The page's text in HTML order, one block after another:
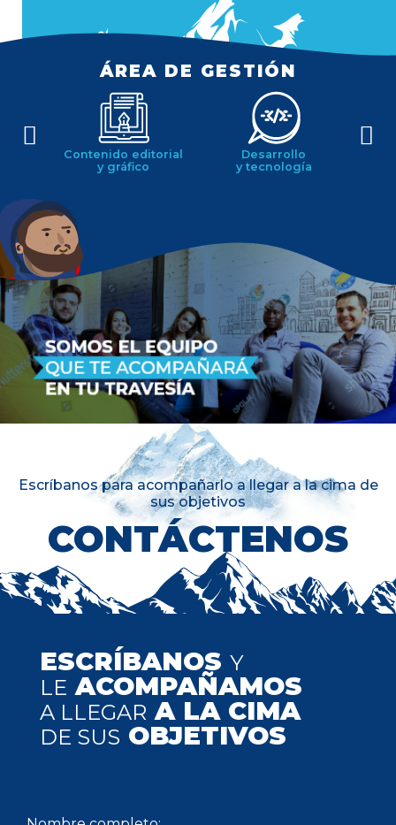
ÁREA DE GESTIÓN
Contenido editorial
y gráfico
Desarrollo
y tecnología
Escríbanos para acompañarlo a llegar a la cima de
sus objetivos
CONTÁCTENOS
ESCRÍBANOS Y
LE ACOMPAÑAMOS
A LLEGAR A LA CIMA
DE SUS OBJETIVOS